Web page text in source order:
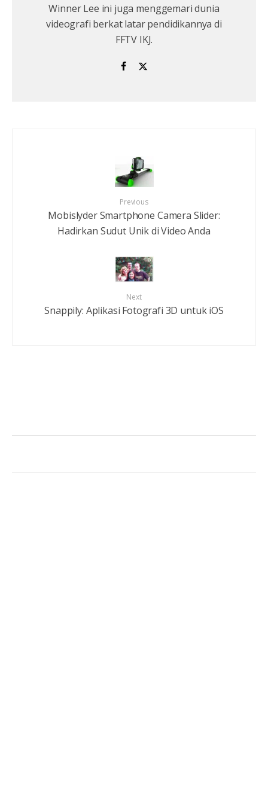
Winner Lee ini juga menggemari dunia
videografi berkat latar pendidikannya di
FFTV IKJ.
Previous
Mobislyder Smartphone Camera Slider:
Hadirkan Sudut Unik di Video Anda
Next
Snappily: Aplikasi Fotografi 3D untuk iOS